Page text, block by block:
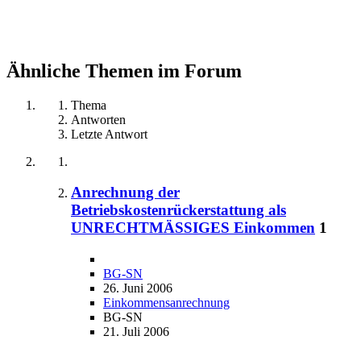
Ähnliche Themen im Forum
Thema
Antworten
Letzte Antwort
Anrechnung der
Betriebskostenrückerstattung als
UNRECHTMÄSSIGES Einkommen 1
BG-SN
26. Juni 2006
Einkommensanrechnung
BG-SN
21. Juli 2006